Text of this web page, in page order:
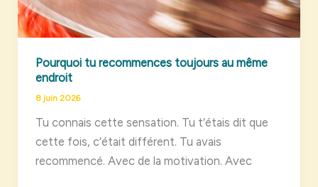
Pourquoi tu recommences toujours au même
endroit
8 juin 2026
Tu connais cette sensation. Tu t’étais dit que
cette fois, c’était différent. Tu avais
recommencé. Avec de la motivation. Avec